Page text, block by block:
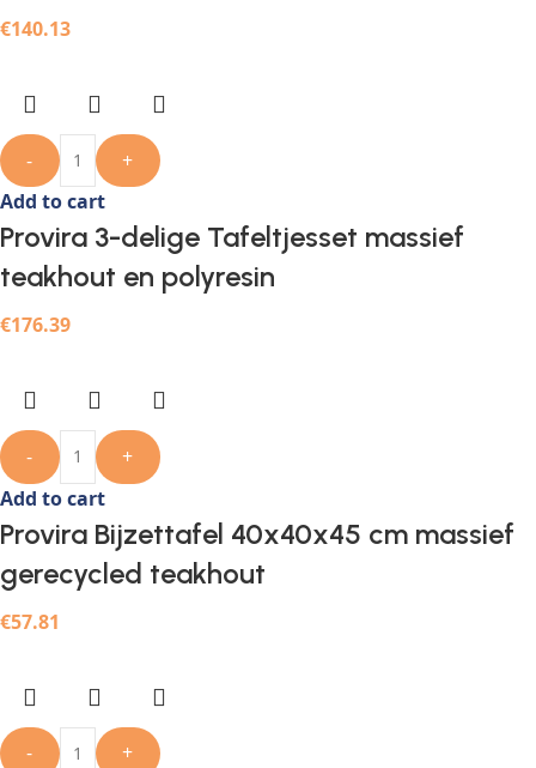
€140.13
-
+
Add to cart
Provira 3-delige Tafeltjesset massief
teakhout en polyresin
€176.39
-
+
Add to cart
Provira Bijzettafel 40x40x45 cm massief
gerecycled teakhout
€57.81
-
+